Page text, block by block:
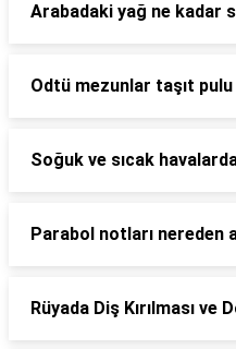
Arabadaki yağ ne kadar
Odtü mezunlar taşıt
Soğuk ve sıcak
Parabol notları nereden
Rüyada Diş Kırılması ve